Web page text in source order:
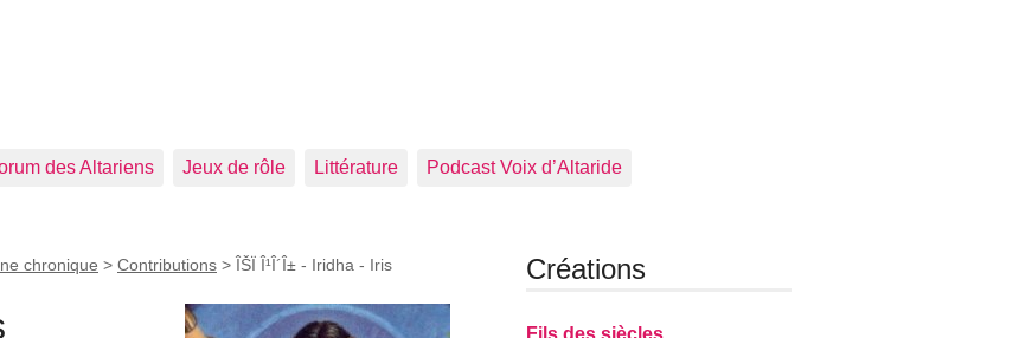
des Altariens Jeux de rôle Littérature Podcast Voix d’Altaride
chronique > Contributions > ÎŠÏ Î¹Î´Î± - Iridha - Iris Créations